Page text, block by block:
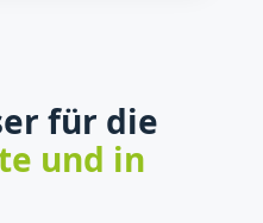
für die
und in